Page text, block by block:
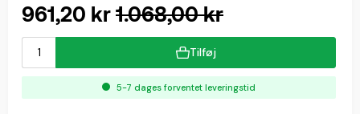
961,20 kr1.068,00 kr
Tilføj
5-7 dages forventet leveringstid